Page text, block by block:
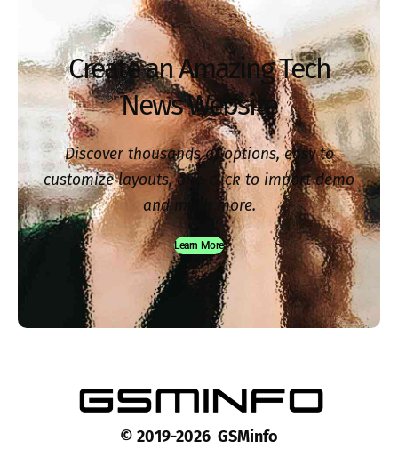
Create an Amazing Tech
News Website
Discover thousands of options, easy to
customize layouts, one-click to import demo
and much more.
Learn More
© 2019-2026 GSMinfo